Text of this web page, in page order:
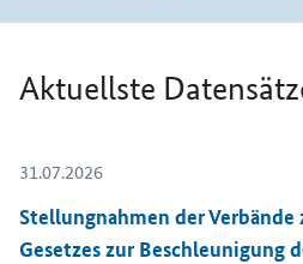
Aktuellste
31.07.2026
Stellungnahmen der
Gesetzes zur Beschleunigung
Öffnet Einzelsicht